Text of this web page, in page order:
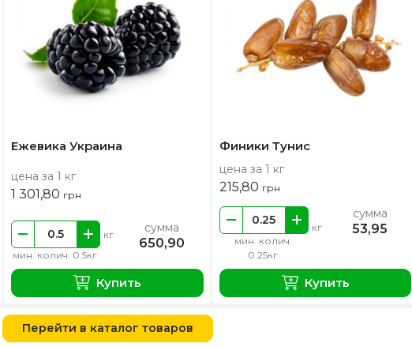
Ежевика Украина
цена за 1 кг
1 301,80 грн
мин. колич. 0.5кг
кг сумма
650,90
Купить
Финики Тунис
цена за 1 кг
215,80 грн
мин. колич.
0.25кг
кг
сумма
53,95
Купить
Перейти в каталог товаров